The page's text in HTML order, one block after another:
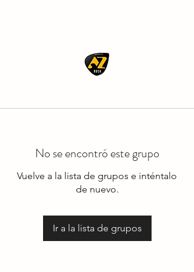
No se encontró este grupo
Vuelve a la lista de grupos e inténtalo
de nuevo.
Ir a la lista de grupos